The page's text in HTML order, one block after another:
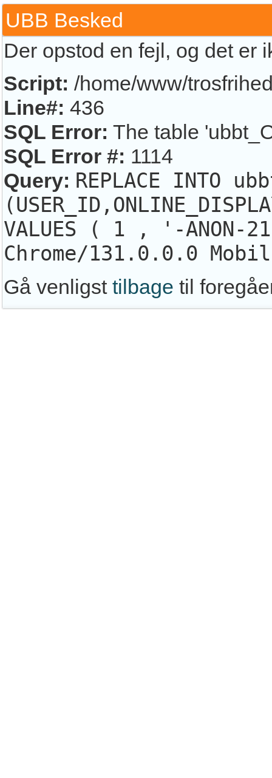
UBB Besked
Der opstod en fejl, og det
Script: /home/www/
Line#: 436
SQL Error: The table
SQL Error #: 1114
Query: REPLACE INTO
VALUES ( 1 , '-
Chrome/131.0.0.0
Gå venligst tilbage til